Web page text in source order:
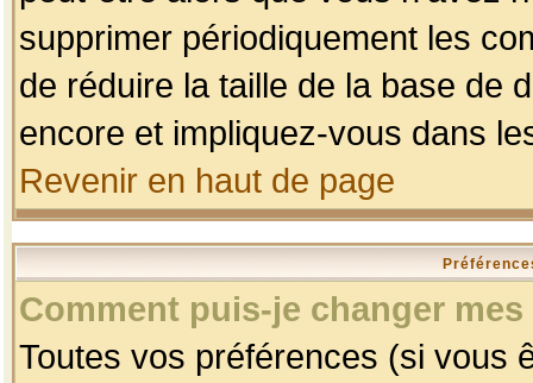
supprimer périodiquement les
de réduire la taille de la base de
encore et impliquez-vous dans
Revenir en haut de page
Comment puis-je changer
Toutes vos préférences (si vous